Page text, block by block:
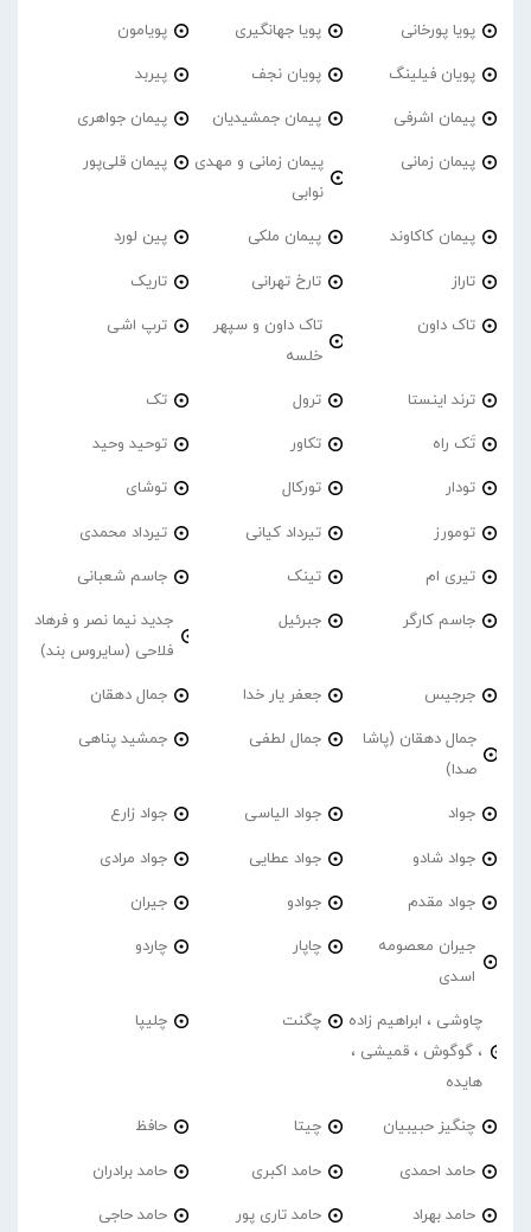
پویا پورخانی پویا جهانگیری پویامون
پویان فیلینگ پویان نجف پیربد
پیمان اشرفی پیمان جمشیدیان پیمان جواهری
پیمان زمانی
پیمان زمانی و مهدی
نوابی
پیمان قلی‌پور
پیمان کاکاوند پیمان ملکی پین لورد
تاراز تارخ تهرانی تاریک
تاک داون
تاک داون و سپهر
خلسه
ترپ اشی
ترند اینستا ترول تک
تَک راه تکاور توحید وحید
تودار تورکال توشای
تومورز تیرداد کیانی تیرداد محمدی
تیری ام تینک جاسم شعبانی
جاسم کارگر جبرئیل
جدید نیما نصر و فرهاد
فلاحی (سایروس بند)
جرجیس جعفر یار خدا جمال دهقان
جمال دهقان (پاشا
صدا)
جمال لطفی جمشید پناهی
جواد جواد الیاسی جواد زارع
جواد شادو جواد عطایی جواد مرادی
جواد مقدم جوادو جیران
جیران معصومه
اسدی
چاپار چاردو
چاوشی ، ابراهیم زاده
، گوگوش ، قمیشی ،
هایده
چگنت چلیپا
چنگیز حبیبیان چیتا حافظ
حامد احمدی حامد اکبری حامد برادران
حامد بهراد حامد تاری پور حامد حاجی